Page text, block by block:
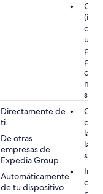
un
Directamente de
ti
De otras
empresas de
Expedia Group
Automáticamente
de tu dispositivo
las
las